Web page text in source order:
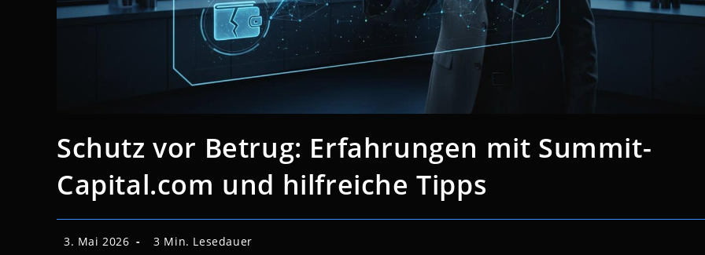
Schutz vor Betrug: Erfahrungen mit Summit-
Capital.com und hilfreiche Tipps
Beitrag
3. Mai 2026 Lesedauer:
3 Min. Lesedauer